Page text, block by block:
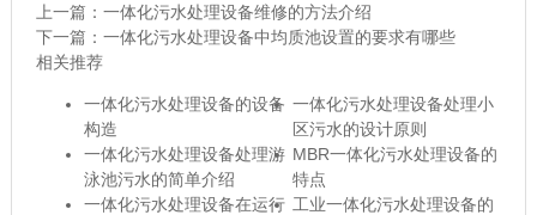
上一篇： 一体化污水处理设备维修的方法介绍
下一篇： 一体化污水处理设备中均质池设置的要求有哪些
相关推荐
一体化污水处理设备的设备
构造
一体化污水处理设备处理小
区污水的设计原则
一体化污水处理设备处理游
泳池污水的简单介绍
MBR一体化污水处理设备的
特点
一体化污水处理设备在运行 工业一体化污水处理设备的